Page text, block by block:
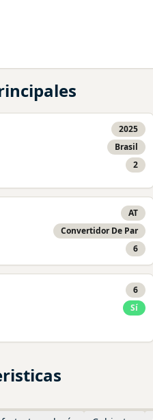
2025
Brasil
2
AT
Convertidor De Par
6
6
Sí